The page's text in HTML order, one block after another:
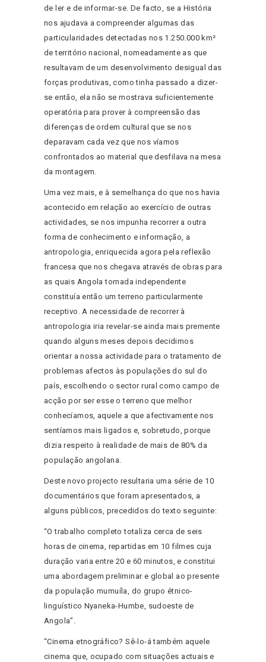
de ler e de informar-se. De facto, se a História
nos ajudava a compreender algumas das
particularidades detectadas nos 1.250.000 km²
de território nacional, nomeadamente as que
resultavam de um desenvolvimento desigual das
forças produtivas, como tinha passado a dizer-
se então, ela não se mostrava suficientemente
operatória para prover à compreensão das
diferenças de ordem cultural que se nos
deparavam cada vez que nos víamos
confrontados ao material que desfilava na mesa
da montagem.
Uma vez mais, e à semelhança do que nos havia
acontecido em relação ao exercício de outras
actividades, se nos impunha recorrer a outra
forma de conhecimento e informação, a
antropologia, enriquecida agora pela reflexão
francesa que nos chegava através de obras para
as quais Angola tornada independente
constituía então um terreno particularmente
receptivo. A necessidade de recorrer à
antropologia iria revelar-se ainda mais premente
quando alguns meses depois decidimos
orientar a nossa actividade para o tratamento de
problemas afectos às populações do sul do
país, escolhendo o sector rural como campo de
acção por ser esse o terreno que melhor
conhecíamos, aquele a que afectivamente nos
sentíamos mais ligados e, sobretudo, porque
dizia respeito à realidade de mais de 80% da
população angolana.
Deste novo projecto resultaria uma série de 10
documentários que foram apresentados, a
alguns públicos, precedidos do texto seguinte:
“O trabalho completo totaliza cerca de seis
horas de cinema, repartidas em 10 filmes cuja
duração varia entre 20 e 60 minutos, e constitui
uma abordagem preliminar e global ao presente
da população mumuíla, do grupo étnico-
linguístico Nyaneka-Humbe, sudoeste de
Angola”.
“Cinema etnográfico? Sê-lo-á também aquele
cinema que, ocupado com situações actuais e